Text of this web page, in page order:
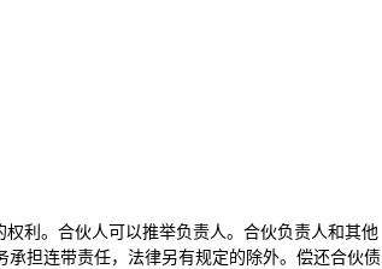
利。合伙人可以推举负责人。合伙负责人和其他
担连带责任，法律另有规定的除外。偿还合伙债